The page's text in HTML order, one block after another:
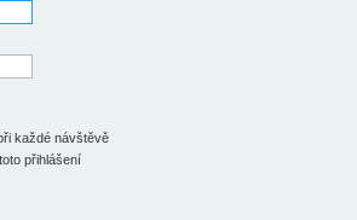
každé návštěvě
přihlášení